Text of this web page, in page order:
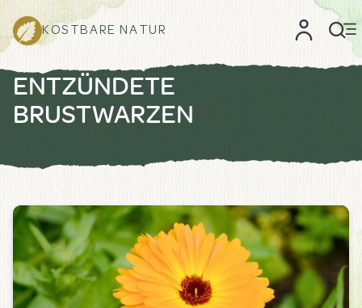
KOSTBARE NATUR
ENTZÜNDETE
BRUSTWARZEN